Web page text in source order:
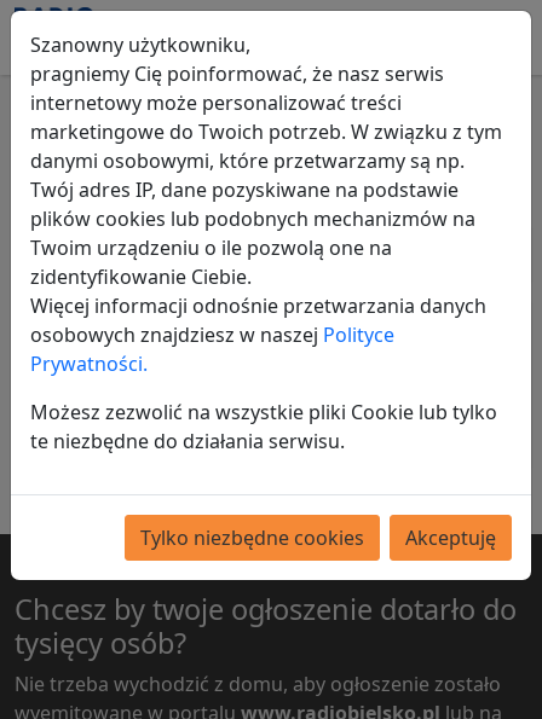
Instrumenty klawiszowe i MIDI
Wszystkie ogłoszenia Muzyka Instrumenty
Głośniki
120,00 zł
Opublikowano:17-07-2026
Chcesz by twoje ogłoszenie dotarło do
tysięcy osób?
Nie trzeba wychodzić z domu, aby ogłoszenie zostało
wyemitowane w portalu www.radiobielsko.pl lub na
Szanowny użytkowniku,
pragniemy Cię poinformować, że nasz serwis
internetowy może personalizować treści
marketingowe do Twoich potrzeb. W związku z tym
danymi osobowymi, które przetwarzamy są np.
Twój adres IP, dane pozyskiwane na podstawie
plików cookies lub podobnych mechanizmów na
Twoim urządzeniu o ile pozwolą one na
zidentyfikowanie Ciebie.
Więcej informacji odnośnie przetwarzania danych
osobowych znajdziesz w naszej Polityce
Prywatności.
Możesz zezwolić na wszystkie pliki Cookie lub tylko
te niezbędne do działania serwisu.
Tylko niezbędne cookies Akceptuję